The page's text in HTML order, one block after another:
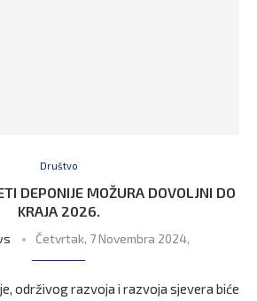
Društvo
DEPONIJE MOŽURA DOVOLJNI DO
KRAJA 2026.
Četvrtak, 7 Novembra 2024,
održivog razvoja i razvoja sjevera biće